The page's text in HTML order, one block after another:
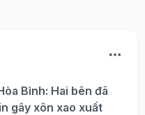
Bình: Hai bên đã
gây xôn xao xuất